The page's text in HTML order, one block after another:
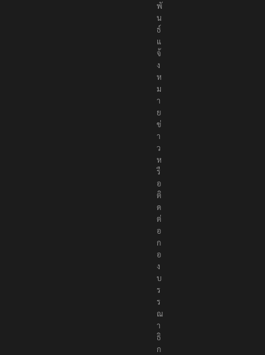
พั
น
ธ์
แ
จ้
ง
ห
ม
า
ย
ข่
า
ว
ห
รื
อ
ติ
ด
ต่
อ
ก
อ
ง
บ
ร
ร
ณ
า
ธิ
ก